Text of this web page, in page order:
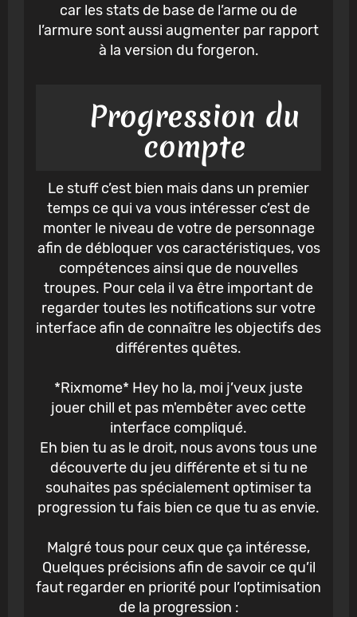
car les stats de base de l’arme ou de
l’armure sont aussi augmenter par rapport
à la version du forgeron.
Progression du
compte
Le stuff c’est bien mais dans un premier
temps ce qui va vous intéresser c’est de
monter le niveau de votre de personnage
afin de débloquer vos caractéristiques, vos
compétences ainsi que de nouvelles
troupes. Pour cela il va être important de
regarder toutes les notifications sur votre
interface afin de connaître les objectifs des
différentes quêtes.
*Rixmome* Hey ho la, moi j’veux juste
jouer chill et pas m'embêter avec cette
interface compliqué.
Eh bien tu as le droit, nous avons tous une
découverte du jeu différente et si tu ne
souhaites pas spécialement optimiser ta
progression tu fais bien ce que tu as envie.
Malgré tous pour ceux que ça intéresse,
Quelques précisions afin de savoir ce qu’il
faut regarder en priorité pour l’optimisation
de la progression :